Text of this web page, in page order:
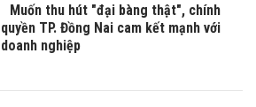
Muốn thu hút "đại bàng thật", chính
quyền TP. Đồng Nai cam kết mạnh với
doanh nghiệp